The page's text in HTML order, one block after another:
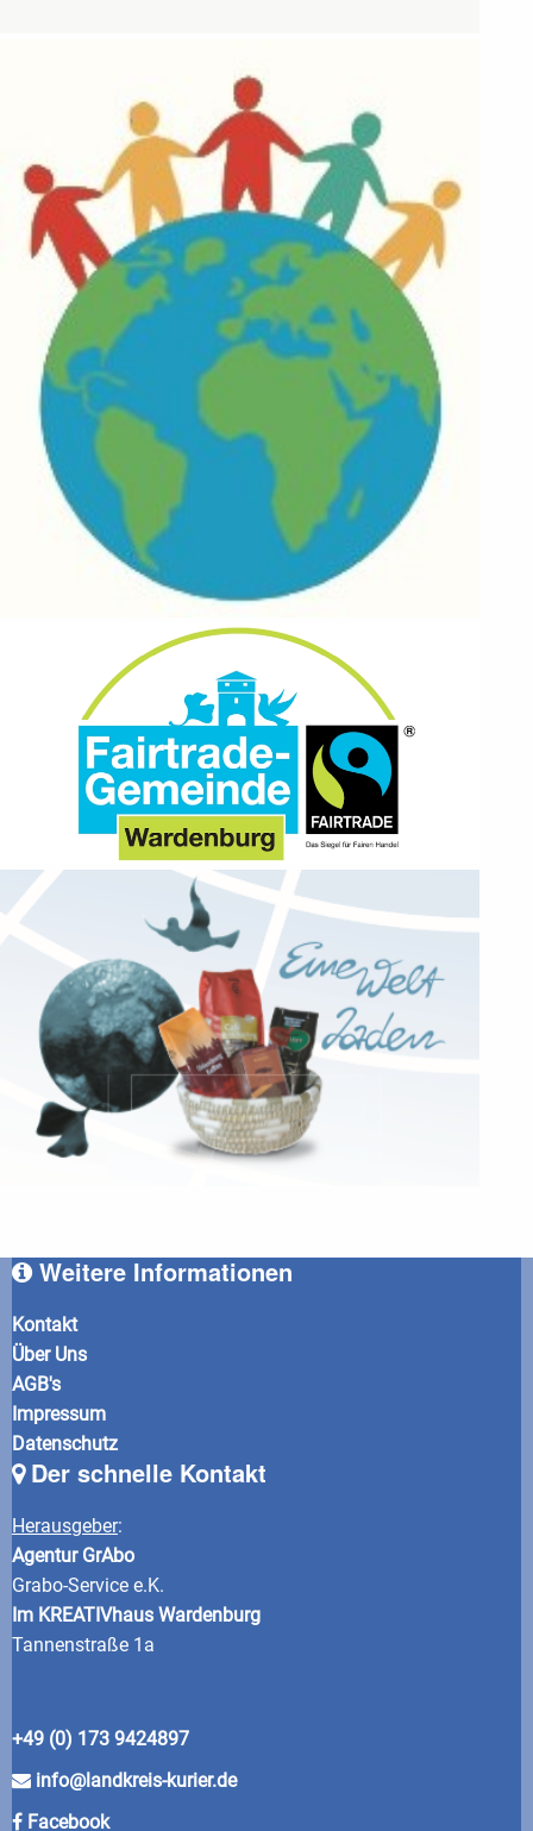
Weitere Informationen
Kontakt
Über Uns
AGB's
Impressum
Datenschutz
Der schnelle Kontakt
Herausgeber:
Agentur GrAbo
Grabo-Service e.K.
Im KREATIVhaus Wardenburg
Tannenstraße 1a
+49 (0) 173 9424897
info@landkreis-kurier.de
Facebook